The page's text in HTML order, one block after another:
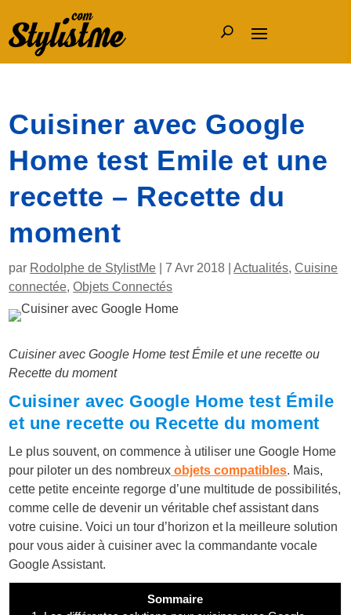
Cuisiner avec Google
Home test Emile et une
recette – Recette du
moment
par Rodolphe de StylistMe |7 Avr 2018 |Actualités,Cuisine
connectée,Objets Connectés
Cuisiner avec Google Home test Émile et une recette ou
Recette du moment
Cuisiner avec Google Home test Émile
et une recette ou Recette du moment
Le plus souvent, on commence à utiliser une Google Home
pour piloter un des nombreux objets compatibles. Mais,
cette petite enceinte regorge d’une multitude de possibilités,
comme celle de devenir un véritable chef assistant dans
votre cuisine. Voici un tour d’horizon et la meilleure solution
pour vous aider à cuisiner avec la commandante vocale
Google Assistant.
Sommaire